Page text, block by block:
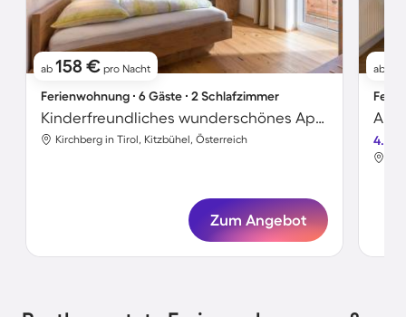
ab 158 € pro Nacht
Ferienwohnung ∙ 6 Gäste ∙ 2 Schlafzimmer
Kinderfreundliches wunderschönes Apartment | Bergblick
Kirchberg in Tirol, Kitzbühel, Österreich
Zum Angebot
ab
4.2